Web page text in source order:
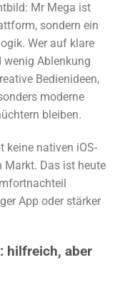
Mr Mega ist
sondern ein
Wer auf klare
wenig Ablenkung
Bedienideen,
moderne
bleiben.
keine nativen iOS-
Markt. Das ist heute
App oder stärker
hilfreich, aber